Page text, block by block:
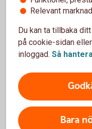
Hur betalar jag
Varför blev min
hade pengar på
Relevant
Du kan ta tillbaka
på cookie-sidan
inloggad. Så
Bara